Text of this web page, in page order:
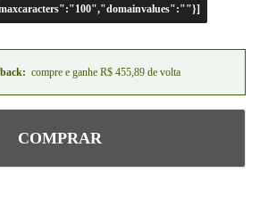
compre e ganhe R$ 455,89 de volta
COMPRAR